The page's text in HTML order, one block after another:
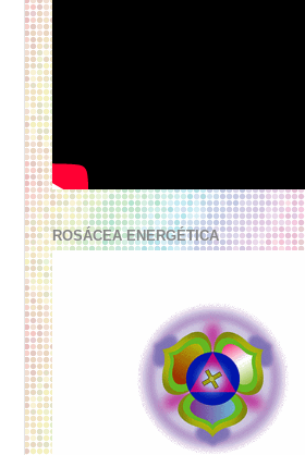
ROSÁCEA ENERGÉTICA